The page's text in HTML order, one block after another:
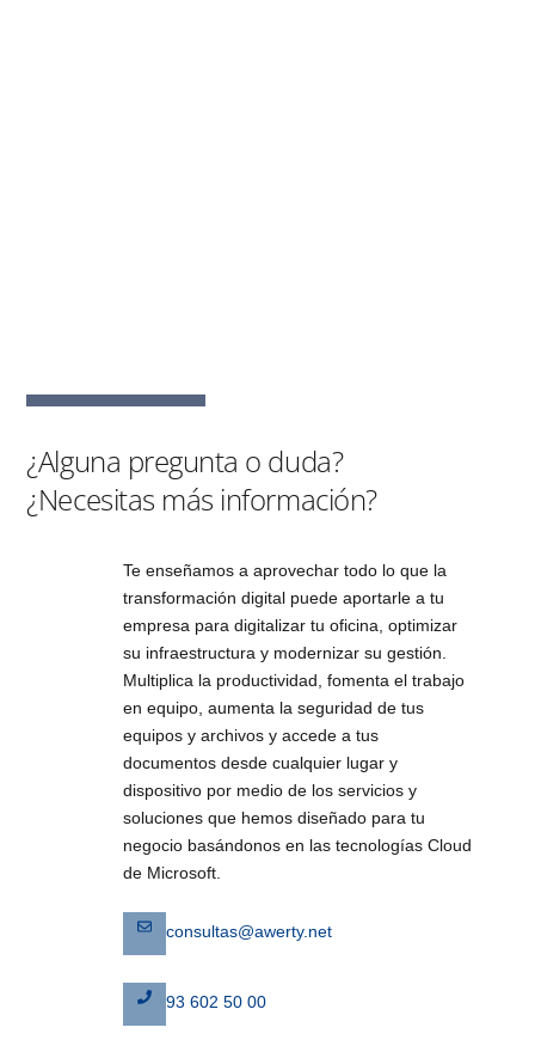
¿Alguna pregunta o duda?
¿Necesitas más información?
Te enseñamos a aprovechar todo lo que la
transformación digital puede aportarle a tu
empresa para digitalizar tu oficina, optimizar
su infraestructura y modernizar su gestión.
Multiplica la productividad, fomenta el trabajo
en equipo, aumenta la seguridad de tus
equipos y archivos y accede a tus
documentos desde cualquier lugar y
dispositivo por medio de los servicios y
soluciones que hemos diseñado para tu
negocio basándonos en las tecnologías Cloud
de Microsoft.
consultas@awerty.net
93 602 50 00